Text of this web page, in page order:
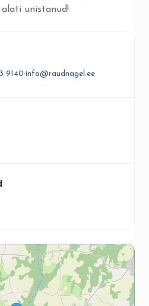
alati unistanud!
9140·info@raudnagel.ee